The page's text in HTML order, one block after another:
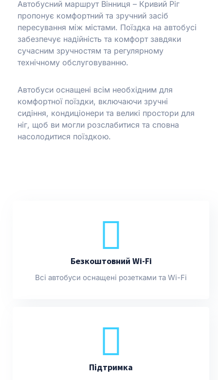
Автобусний маршрут Вінниця – Кривий Ріг
пропонує комфортний та зручний засіб
пересування між містами. Поїздка на автобусі
забезпечує надійність та комфорт завдяки
сучасним зручностям та регулярному
технічному обслуговуванню.
Автобуси оснащені всім необхідним для
комфортної поїздки, включаючи зручні
сидіння, кондиціонери та великі простори для
ніг, щоб ви могли розслабитися та сповна
насолодитися поїздкою.
Безкоштовний Wi-Fi
Всі автобуси оснащені розетками та Wi-Fi
Підтримка